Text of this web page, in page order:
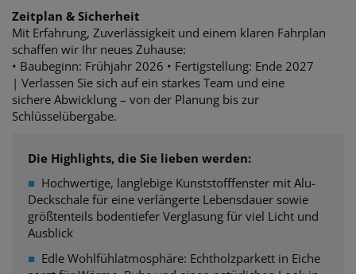
Zeitplan & Sicherheit
Mit Erfahrung, Zuverlässigkeit und einem klaren Fahrplan
schaffen wir Ihr neues Zuhause:
• Baubeginn: Frühjahr 2026 • Fertigstellung: Ende 2027
| Verlassen Sie sich auf ein starkes Team und eine
sichere Abwicklung – von der Planung bis zur
Schlüsselübergabe.
Die Highlights, die Sie lieben werden:
■ Hochwertige, langlebige Kunststofffenster mit Alu-
Deckschale für eine verlängerte Lebensdauer sowie
größtenteils bodentiefer Verglasung für viel Licht und
Ausblick
■ Edle Wohlfühlatmosphäre: Echtholzparkett in Eiche